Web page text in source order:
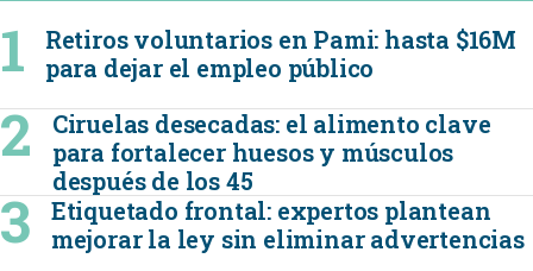
Retiros voluntarios en Pami: hasta $16M
para dejar el empleo público
Ciruelas desecadas: el alimento clave
para fortalecer huesos y músculos
después de los 45
Etiquetado frontal: expertos plantean
mejorar la ley sin eliminar advertencias